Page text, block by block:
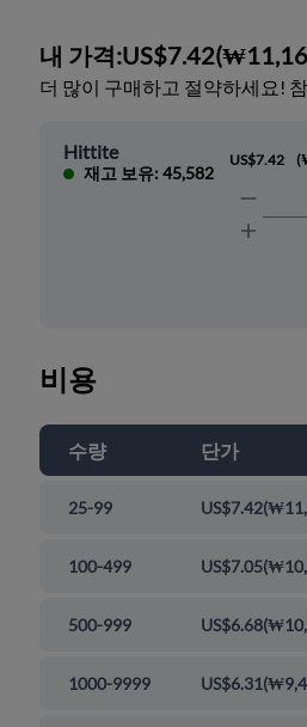
내 가격:US$7.42(
더 많이 구매하고 절약하세요!
Hittite
재고 보유: 45,582
US$7.42 (
비용
수량 단가
25-99 US$7.42(
100-499 US$7.05(
500-999 US$6.68(
1000-9999 US$6.31(